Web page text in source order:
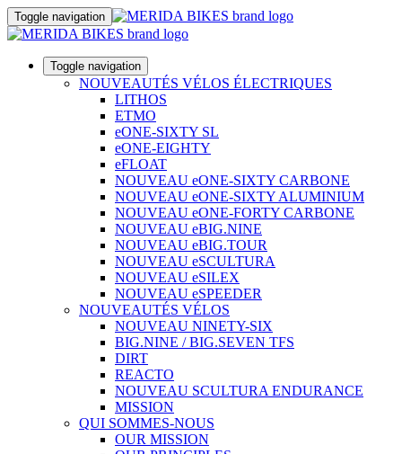
Toggle navigation
Toggle navigation
NOUVEAUTÉS VÉLOS ÉLECTRIQUES
LITHOS
ETMO
eONE-SIXTY SL
eONE-EIGHTY
eFLOAT
NOUVEAU eONE-SIXTY CARBONE
NOUVEAU eONE-SIXTY ALUMINIUM
NOUVEAU eONE-FORTY CARBONE
NOUVEAU eBIG.NINE
NOUVEAU eBIG.TOUR
NOUVEAU eSCULTURA
NOUVEAU eSILEX
NOUVEAU eSPEEDER
NOUVEAUTÉS VÉLOS
NOUVEAU NINETY-SIX
BIG.NINE / BIG.SEVEN TFS
DIRT
REACTO
NOUVEAU SCULTURA ENDURANCE
MISSION
QUI SOMMES-NOUS
OUR MISSION